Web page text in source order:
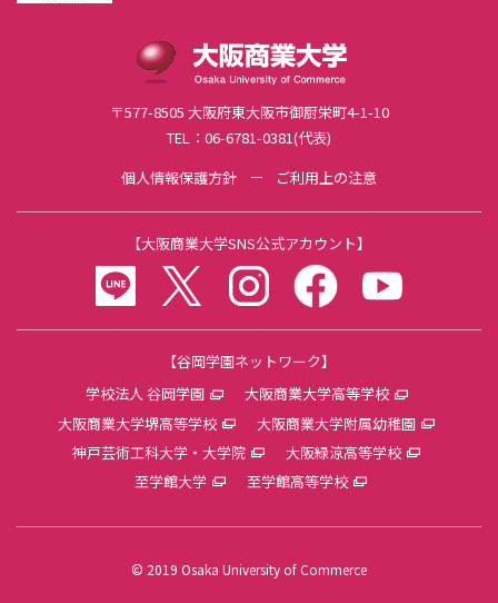
社長として活躍する大商大のOB・OG
求人について（企業向け）
情報処理技術者（ITパスポート）
経済学検定
〒577-8505 大阪府東大阪市御厨栄町4-1-10
TEL：06-6781-0381(代表)
個人情報保護方針
ご利用上の注意
【 大阪商業大学SNS公式アカウント】
LINE
twitter instagram facebook
【谷岡学園ネットワーク】
学校法人 谷岡学園
大阪商業大学高等学校
大阪商業大学堺高等学校
大阪商業大学附属幼稚園
神戸芸術工科大学・大学院
大阪緑涼高等学校
至学館大学
至学館高等学校
© 2019 Osaka University of Commerce